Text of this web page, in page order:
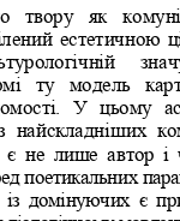
твору  як
естетичною
ту  модель
У  цьому
найскладніших
є  не  лише  автор
поетикальних
домінуючих  є